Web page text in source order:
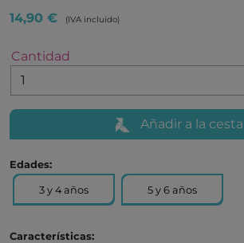
14,90 € (IVA incluido)
Cantidad
Añadir a la cesta
Edades:
3 y 4 años 5 y 6 años
Características: